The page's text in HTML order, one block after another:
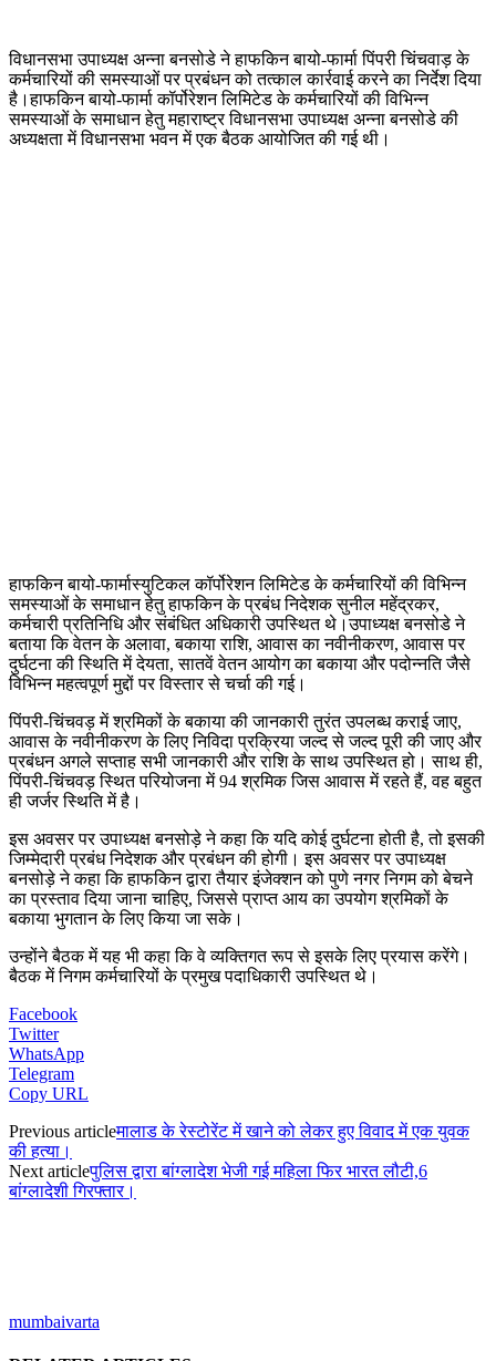
विधानसभा उपाध्यक्ष अन्ना बनसोडे ने हाफकिन बायो-फार्मा पिंपरी चिंचवाड़ के
कर्मचारियों की समस्याओं पर प्रबंधन को तत्काल कार्रवाई करने का निर्देश दिया
है।हाफकिन बायो-फार्मा कॉर्पोरेशन लिमिटेड के कर्मचारियों की विभिन्न
समस्याओं के समाधान हेतु महाराष्ट्र विधानसभा उपाध्यक्ष अन्ना बनसोडे की
अध्यक्षता में विधानसभा भवन में एक बैठक आयोजित की गई थी।
हाफकिन बायो-फार्मास्युटिकल कॉर्पोरेशन लिमिटेड के कर्मचारियों की विभिन्न
समस्याओं के समाधान हेतु हाफकिन के प्रबंध निदेशक सुनील महेंद्रकर,
कर्मचारी प्रतिनिधि और संबंधित अधिकारी उपस्थित थे।उपाध्यक्ष बनसोडे ने
बताया कि वेतन के अलावा, बकाया राशि, आवास का नवीनीकरण, आवास पर
दुर्घटना की स्थिति में देयता, सातवें वेतन आयोग का बकाया और पदोन्नति जैसे
विभिन्न महत्वपूर्ण मुद्दों पर विस्तार से चर्चा की गई।
पिंपरी-चिंचवड़ में श्रमिकों के बकाया की जानकारी तुरंत उपलब्ध कराई जाए,
आवास के नवीनीकरण के लिए निविदा प्रक्रिया जल्द से जल्द पूरी की जाए और
प्रबंधन अगले सप्ताह सभी जानकारी और राशि के साथ उपस्थित हो। साथ ही,
पिंपरी-चिंचवड़ स्थित परियोजना में 94 श्रमिक जिस आवास में रहते हैं, वह बहुत
ही जर्जर स्थिति में है।
इस अवसर पर उपाध्यक्ष बनसोड़े ने कहा कि यदि कोई दुर्घटना होती है, तो इसकी
जिम्मेदारी प्रबंध निदेशक और प्रबंधन की होगी। इस अवसर पर उपाध्यक्ष
बनसोड़े ने कहा कि हाफकिन द्वारा तैयार इंजेक्शन को पुणे नगर निगम को बेचने
का प्रस्ताव दिया जाना चाहिए, जिससे प्राप्त आय का उपयोग श्रमिकों के
बकाया भुगतान के लिए किया जा सके।
उन्होंने बैठक में यह भी कहा कि वे व्यक्तिगत रूप से इसके लिए प्रयास करेंगे।
बैठक में निगम कर्मचारियों के प्रमुख पदाधिकारी उपस्थित थे।
Facebook
Twitter
WhatsApp
Telegram
Copy URL
Previous articleमालाड के रेस्टोरेंट में खाने को लेकर हुए विवाद में एक युवक
की हत्या।
Next articleपुलिस द्वारा बांग्लादेश भेजी गई महिला फिर भारत लौटी,6
बांग्लादेशी गिरफ्तार।
mumbaivarta